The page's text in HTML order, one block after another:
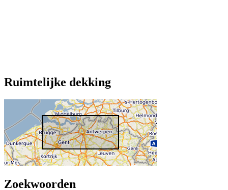
Ruimtelijke dekking
Zoekwoorden